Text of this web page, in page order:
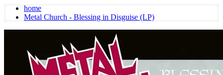
home
Metal Church - Blessing in Disguise (LP)